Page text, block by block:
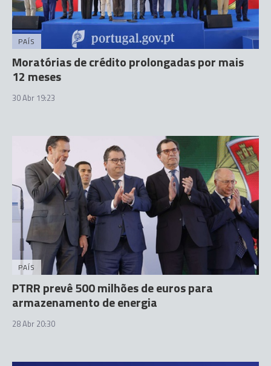
PAÍS
Moratórias de crédito prolongadas por mais
12 meses
30 Abr 19:23
PAÍS
PTRR prevê 500 milhões de euros para
armazenamento de energia
28 Abr 20:30